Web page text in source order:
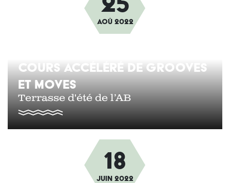
Aoû 2022
COURS ACCÉLÉRÉ DE GROOVES
ET MOVES
Terrasse d'été de l’AB
18
juin 2022